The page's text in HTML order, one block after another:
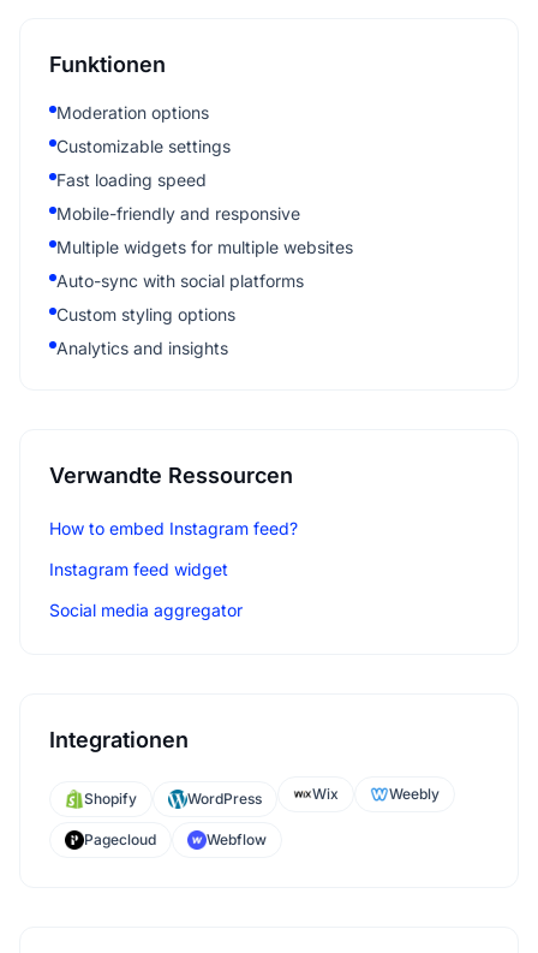
Funktionen
Moderation options
Customizable settings
Fast loading speed
Mobile-friendly and responsive
Multiple widgets for multiple websites
Auto-sync with social platforms
Custom styling options
Analytics and insights
Verwandte Ressourcen
How to embed Instagram feed?
Instagram feed widget
Social media aggregator
Integrationen
Shopify WordPress Wix Weebly
Pagecloud Webflow